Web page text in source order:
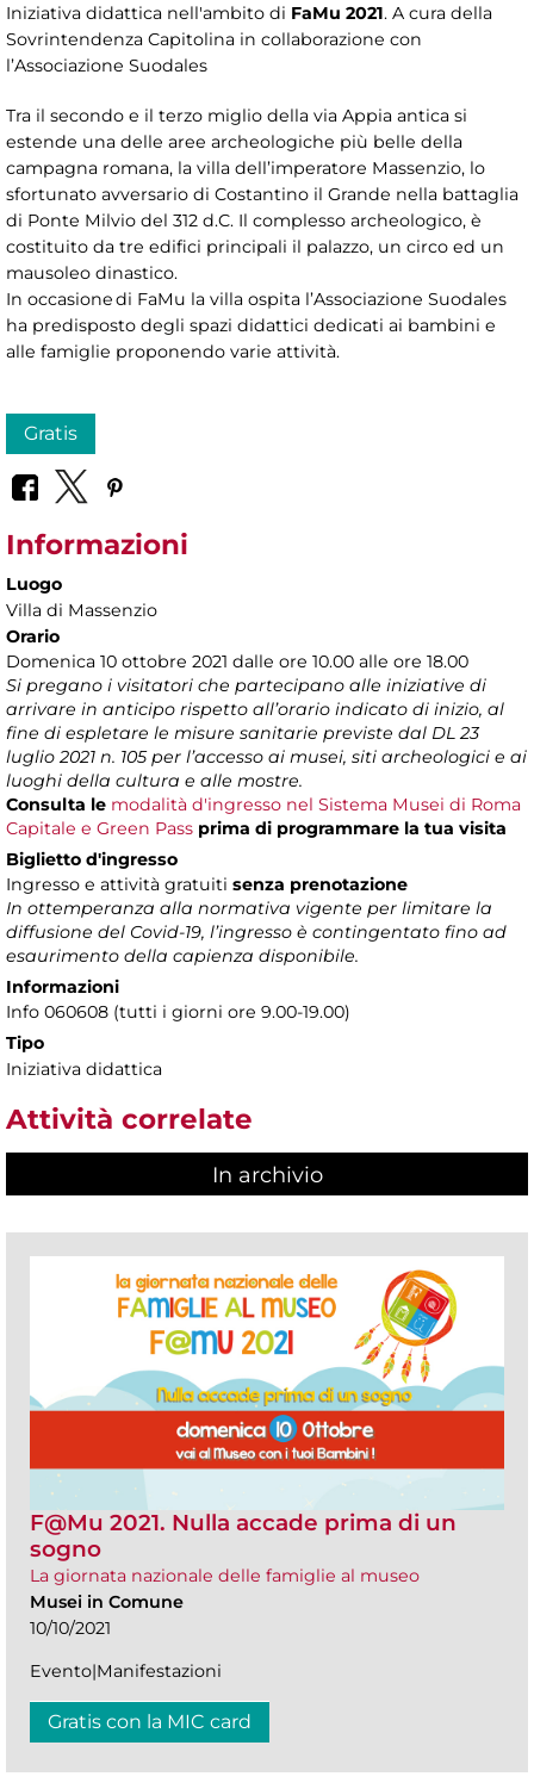
Iniziativa didattica nell'ambito di FaMu 2021. A cura della
Sovrintendenza Capitolina in collaborazione con
l’Associazione Suodales
Tra il secondo e il terzo miglio della via Appia antica si
estende una delle aree archeologiche più belle della
campagna romana, la villa dell’imperatore Massenzio, lo
sfortunato avversario di Costantino il Grande nella battaglia
di Ponte Milvio del 312 d.C. Il complesso archeologico, è
costituito da tre edifici principali il palazzo, un circo ed un
mausoleo dinastico.
In occasione di FaMu la villa ospita l’Associazione Suodales
ha predisposto degli spazi didattici dedicati ai bambini e
alle famiglie proponendo varie attività.
Gratis
Informazioni
Luogo
Villa di Massenzio
Orario
Domenica 10 ottobre 2021 dalle ore 10.00 alle ore 18.00
Si pregano i visitatori che partecipano alle iniziative di
arrivare in anticipo rispetto all’orario indicato di inizio, al
fine di espletare le misure sanitarie previste dal DL 23
luglio 2021 n. 105 per l’accesso ai musei, siti archeologici e ai
luoghi della cultura e alle mostre.
Consulta le modalità d'ingresso nel Sistema Musei di Roma
Capitale e Green Pass prima di programmare la tua visita
Biglietto d'ingresso
Ingresso e attività gratuiti senza prenotazione
In ottemperanza alla normativa vigente per limitare la
diffusione del Covid-19, l’ingresso è contingentato fino ad
esaurimento della capienza disponibile.
Informazioni
Info 060608 (tutti i giorni ore 9.00-19.00)
Tipo
Iniziativa didattica
Attività correlate
In archivio
F@Mu 2021. Nulla accade prima di un
sogno
La giornata nazionale delle famiglie al museo
Musei in Comune
10/10/2021
Evento|Manifestazioni
Gratis con la MIC card